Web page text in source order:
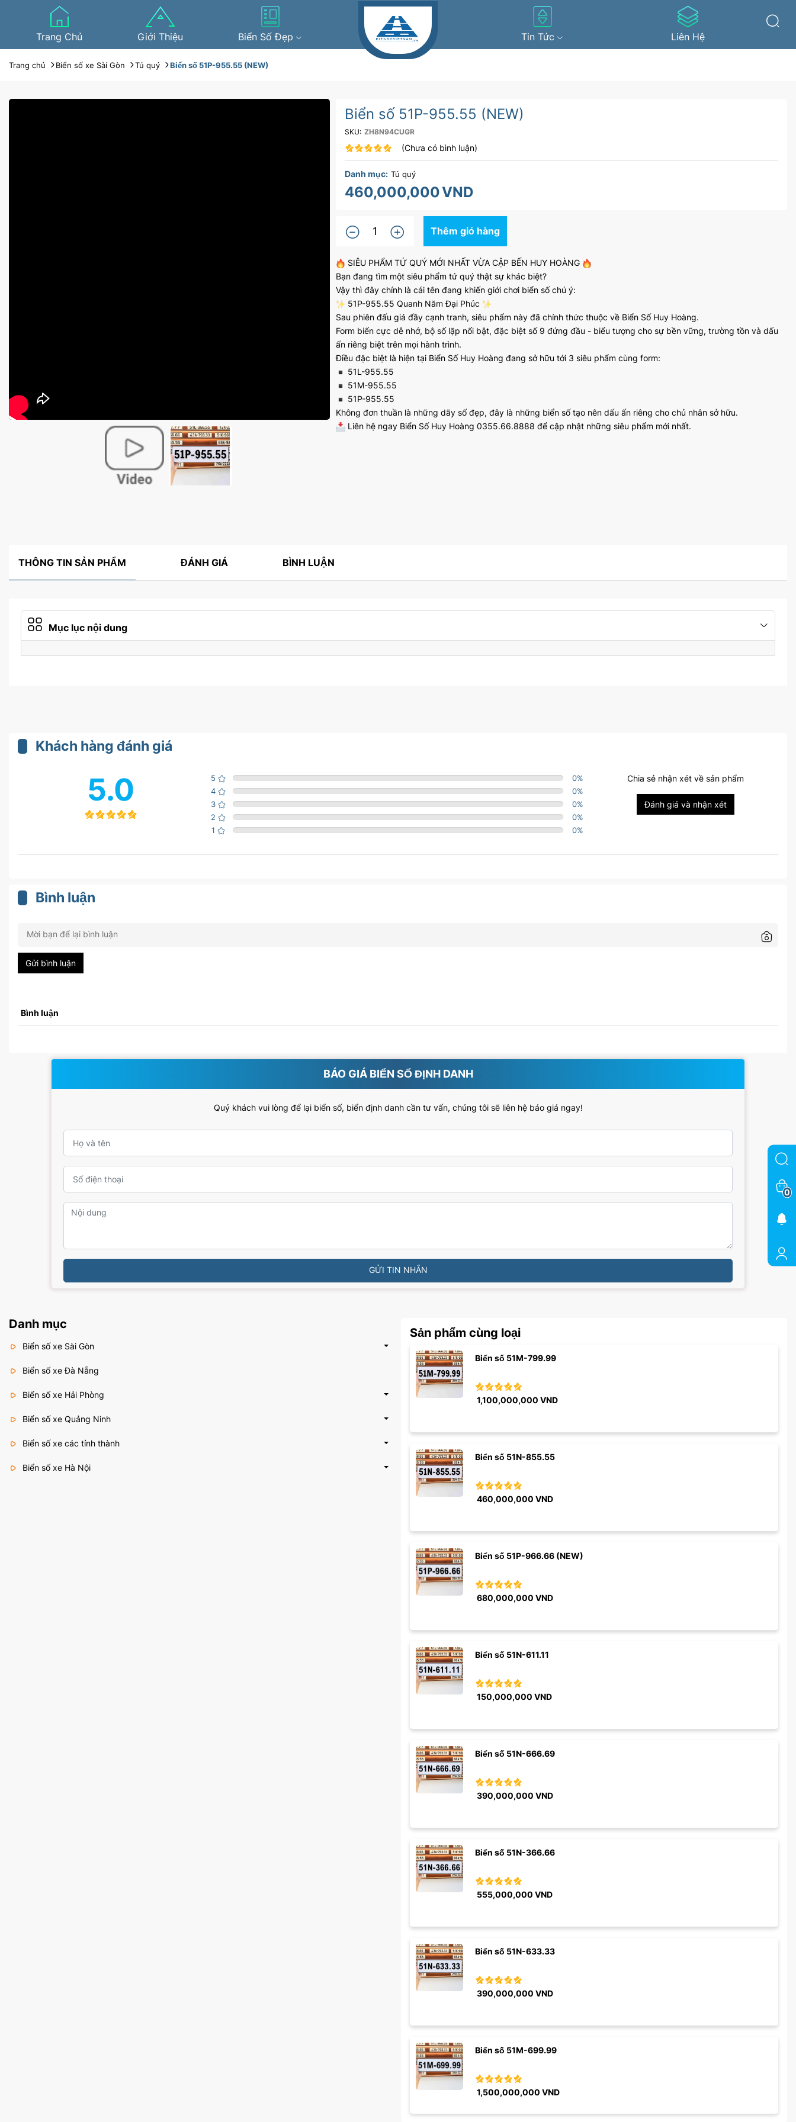
Trang Chủ Giới Thiệu Biển Số Đẹp Tin Tức Liên Hệ
Trang chủ Biển số xe Sài Gòn Tú quý Biển số 51P-955.55 (NEW)
Biển số 51P-955.55 (NEW)
SKU: ZH8N94CUGR
(Chưa có bình luận)
Danh mục: Tú quý
460,000,000VND
Thêm giỏ hàng
SIÊU PHẨM TỨ QUÝ MỚI NHẤT VỪA CẬP BẾN HUY HOÀNG
Bạn đang tìm một siêu phẩm tứ quý thật sự khác biệt?
Vậy thì đây chính là cái tên đang khiến giới chơi biển số chú ý:
51P-955.55 Quanh Năm Đại Phúc
Sau phiên đấu giá đầy cạnh tranh, siêu phẩm này đã chính thức thuộc về Biển Số Huy Hoàng.
Form biển cực dễ nhớ, bộ số lặp nổi bật, đặc biệt số 9 đứng đầu - biểu tượng cho sự bền vững, trường tồn và dấu
ấn riêng biệt trên mọi hành trình.
Điều đặc biệt là hiện tại Biển Số Huy Hoàng đang sở hữu tới 3 siêu phẩm cùng form:
51L-955.55
51M-955.55
51P-955.55
Không đơn thuần là những dãy số đẹp, đây là những biển số tạo nên dấu ấn riêng cho chủ nhân sở hữu.
Liên hệ ngay Biển Số Huy Hoàng 0355.66.8888 để cập nhật những siêu phẩm mới nhất.
THÔNG TIN SẢN PHẨM ĐÁNH GIÁ BÌNH LUẬN
Mục lục nội dung
Khách hàng đánh giá
5.0 5 0%
4
0%
3
0%
2
0%
1
0%
Chia sẻ nhận xét về sản phẩm
Đánh giá và nhận xét
Bình luận
Gửi bình luận
Bình luận
BÁO GIÁ BIỂN SỐ ĐỊNH DANH
Quý khách vui lòng để lại biển số, biển định danh cần tư vấn, chúng tôi sẽ liên hệ báo giá ngay!
GỬI TIN NHẮN
Danh mục
Biển số xe Sài Gòn
Biển số xe Đà Nẵng
Biển số xe Hải Phòng
Biển số xe Quảng Ninh
Biển số xe các tỉnh thành
Biển số xe Hà Nội
Sản phẩm cùng loại
Biển số 51M-799.99
1,100,000,000 VND
Biển số 51N-855.55
460,000,000 VND
Biển số 51P-966.66 (NEW)
680,000,000 VND
Biển số 51N-611.11
150,000,000 VND
Biển số 51N-666.69
390,000,000 VND
Biển số 51N-366.66
555,000,000 VND
Biển số 51N-633.33
390,000,000 VND
Biển số 51M-699.99
1,500,000,000 VND
0